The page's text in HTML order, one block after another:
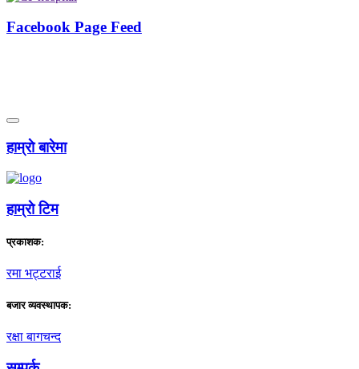
Facebook Page Feed
हाम्राे बारेमा
हाम्राे टिम
प्रकाशक:
रमा भट्टराई
बजार व्यवस्थापक:
रक्षा बागचन्द